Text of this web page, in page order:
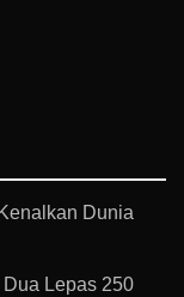
Dunia
Lepas 250